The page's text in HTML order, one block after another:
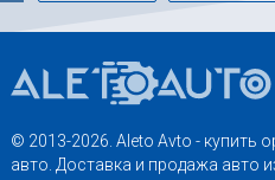
© 2013-2026. Aleto Avto - купить
авто. Доставка и продажа авто